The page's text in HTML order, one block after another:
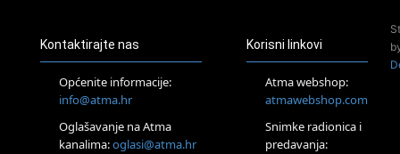
Pjesma srca / Zagreb
Tečaj Višeg Vodstva, razvijanja intuicije i Akaša zapisa
Online
Postanite Nositelj Vibracije Nove Zemlje
Kontaktirajte nas
Općenite informacije:
info@atma.hr
Oglašavanje na Atma
kanalima:oglasi@atma.hr
Korisni linkovi
Atma webshop:
atmawebshop.com
Snimke radionica i
predavanja: